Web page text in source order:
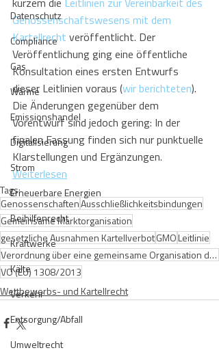
Datenschutz
Compliance
Gas
Wärme
Emissionshandel
Digitalisierung
Strom
Erneuerbare Energien
Beihilfenrecht
Kraftwerke
Kälte
Verkehr
Entsorgung/Abfall
Umweltrecht
Genossenschaftswesens mit dem
Kartellrecht veröffentlicht. Der
Veröffentlichung ging eine öffentliche
Konsultation eines ersten Entwurfs
dieser Leitlinien voraus (wir berichteten).
Die Änderungen gegenüber dem
Vorentwurf sind jedoch gering: In der
finalen Fassung finden sich nur punktuelle
Klarstellungen und Ergänzungen.
Weiterlesen
Tags:
GenossenschaftenAusschließlichkeitsbindungen
Gemeinsame Marktorganisation
gesetzliche Ausnahmen KartellverbotGMOLeitlinie
Verordnung über eine gemeinsame Organisation der Agrarmärkte
VO (EU) 1308/2013
Wettbewerbs- und Kartellrecht